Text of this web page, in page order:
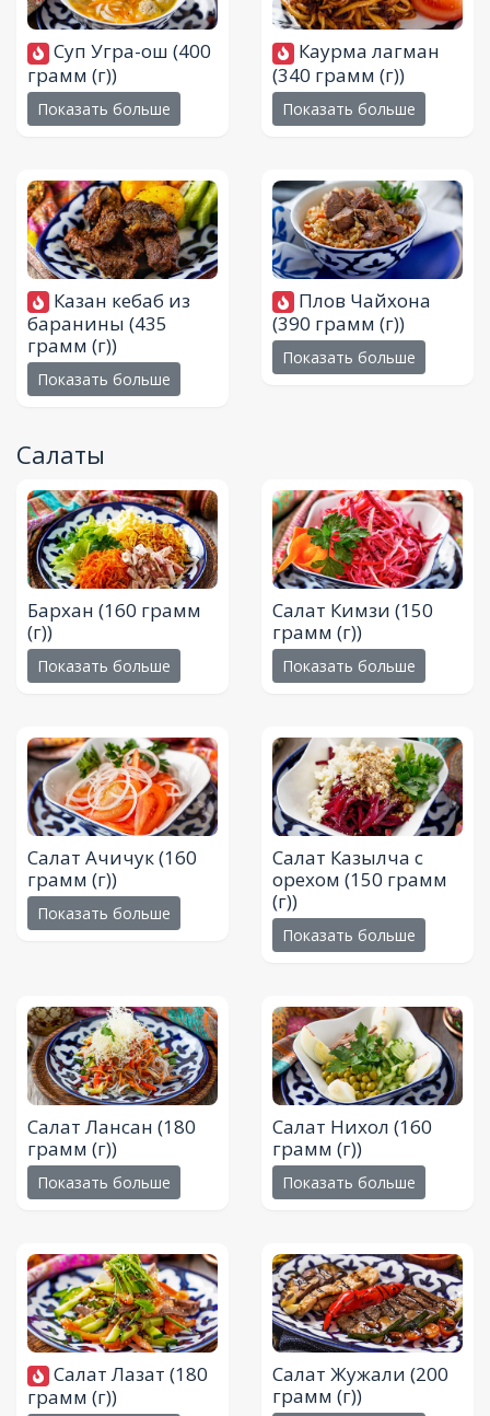
Суп Угра-ош(400
грамм (г))
Показать больше
Каурма лагман
(340 грамм (г))
Показать больше
Казан кебаб из
баранины (435
грамм (г))
Показать больше
Плов Чайхона
(390 грамм (г))
Показать больше
Салаты
Бархан (160 грамм
(г))
Показать больше
Салат Кимзи (150
грамм (г))
Показать больше
Салат Ачичук(160
грамм (г))
Показать больше
Салат Казылча с
орехом (150 грамм
(г))
Показать больше
Салат Лансан (180
грамм (г))
Показать больше
Салат Нихол (160
грамм (г))
Показать больше
Салат Лазат(180
грамм (г))
Салат Жужали (200
грамм (г))